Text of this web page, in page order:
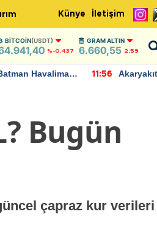
Künye İletişim
BITCOIN(USDT)
%-0.437
GRAM ALTIN
6.660,55 2,59
Havalimanı
11:56
Bugün
çapraz kur verileri